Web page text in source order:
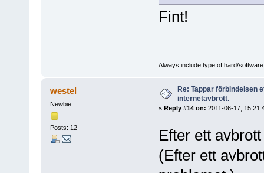
Fint!
Always include type of hard/
westel
Newbie
Posts: 12
Re: Tappar förbindelsen
internetavbrott.
« Reply #14 on: 2011-06-17,
Efter ett
(Efter ett